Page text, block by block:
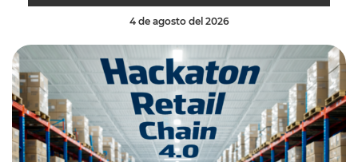
4 de agosto del 2026